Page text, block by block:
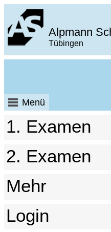
Alpmann
Tübingen
Menü
1. Examen
2. Examen
Mehr
Login